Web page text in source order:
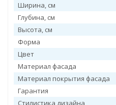
Ширина, см
Глубина, см
Высота, см
Форма
Цвет
Материал фасада
Материал покрытия фасада
Гарантия
Стилистика дизайна